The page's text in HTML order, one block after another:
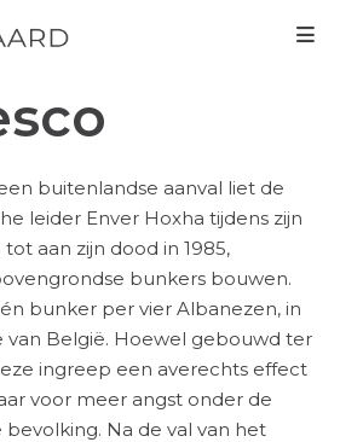
buitenlandse aanval liet de
leider Enver Hoxha tijdens zijn
aan zijn dood in 1985,
bunkers bouwen.
bunker per vier Albanezen, in
België. Hoewel gebouwd ter
ingreep een averechts effect
voor meer angst onder de
Na de val van het